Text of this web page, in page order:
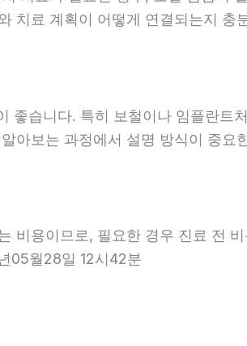
치료 계획이 어떻게 연결되는지 충
좋습니다. 특히 보철이나 임플란트
아보는 과정에서 설명 방식이 중요
비용이므로, 필요한 경우 진료 전
05월28일 12시42분